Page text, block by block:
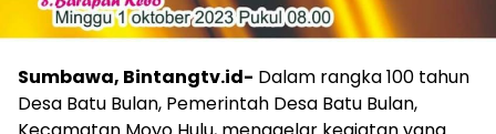
Sumbawa, Bintangtv.id- Dalam rangka 100 tahun
Desa Batu Bulan, Pemerintah Desa Batu Bulan,